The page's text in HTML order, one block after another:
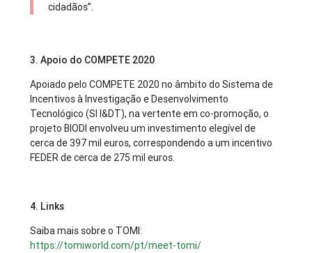
cidadãos”.
3. Apoio do COMPETE 2020
Apoiado pelo COMPETE 2020 no âmbito do Sistema de
Incentivos à Investigação e Desenvolvimento
Tecnológico (SI I&DT), na vertente em co-promoção, o
projeto BIODI envolveu um investimento elegível de
cerca de 397 mil euros, correspondendo a um incentivo
FEDER de cerca de 275 mil euros.
4. Links
Saiba mais sobre o TOMI:
https://tomiworld.com/pt/meet-tomi/